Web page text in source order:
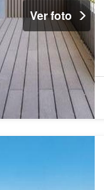
Ver foto